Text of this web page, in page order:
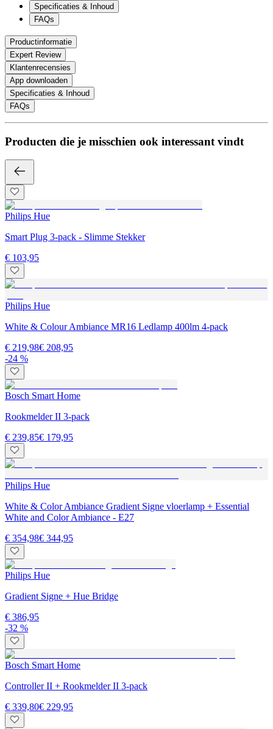
Specificaties & Inhoud
FAQs
Productinformatie
Expert Review
Klantenrecensies
App downloaden
Specificaties & Inhoud
FAQs
Producten die je misschien ook interessant vindt
Philips Hue
Smart Plug 3-pack - Slimme Stekker
€ 103,95
Philips Hue
White & Colour Ambiance MR16 Ledlamp 400lm 4-pack
€ 219,98€ 208,95
-24 %
Bosch Smart Home
Rookmelder II 3-pack
€ 239,85€ 179,95
Philips Hue
White & Color Ambiance Gradient Signe vloerlamp + Essential
White and Color Ambiance - E27
€ 354,98€ 344,95
Philips Hue
Gradient Signe + Hue Bridge
€ 386,95
-32 %
Bosch Smart Home
Controller II + Rookmelder II 3-pack
€ 339,80€ 229,95